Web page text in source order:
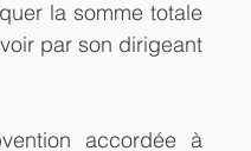
la somme totale
par son dirigeant
accordée à